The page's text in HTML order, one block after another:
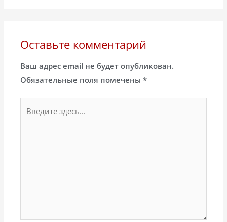
Оставьте комментарий
Ваш адрес email не будет опубликован.
Обязательные поля помечены*
здесь...